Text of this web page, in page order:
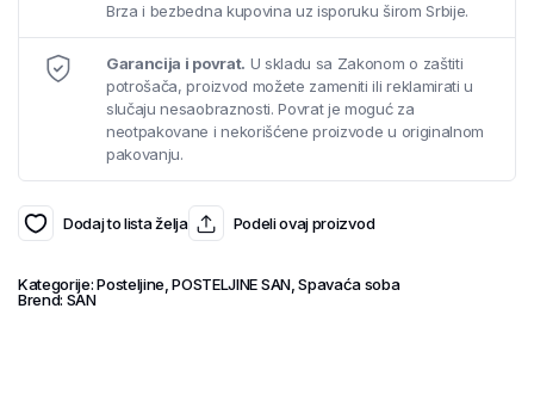
Brza i bezbedna kupovina uz isporuku širom Srbije.
Garancija i povrat. U skladu sa Zakonom o zaštiti
potrošača, proizvod možete zameniti ili reklamirati u
slučaju nesaobraznosti. Povrat je moguć za
neotpakovane i nekorišćene proizvode u originalnom
pakovanju.
Dodaj to lista želja Podeli ovaj proizvod
Kategorije:Posteljine ,POSTELJINE SAN,Spavaća soba
Brend: SAN